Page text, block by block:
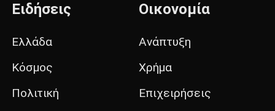
Ειδήσεις
Ελλάδα
Κόσμος
Πολιτική
Οικονομία
Ανάπτυξη
Χρήμα
Επιχειρήσεις